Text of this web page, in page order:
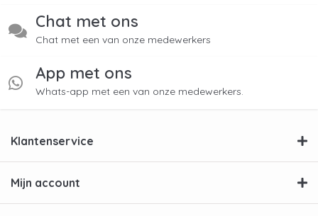
Chat met ons
Chat met een van onze medewerkers
App met ons
Whats-app met een van onze medewerkers.
Klantenservice
Mijn account